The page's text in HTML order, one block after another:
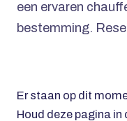
een ervaren
bestemming.
Er staan op dit
Houd deze pagina in